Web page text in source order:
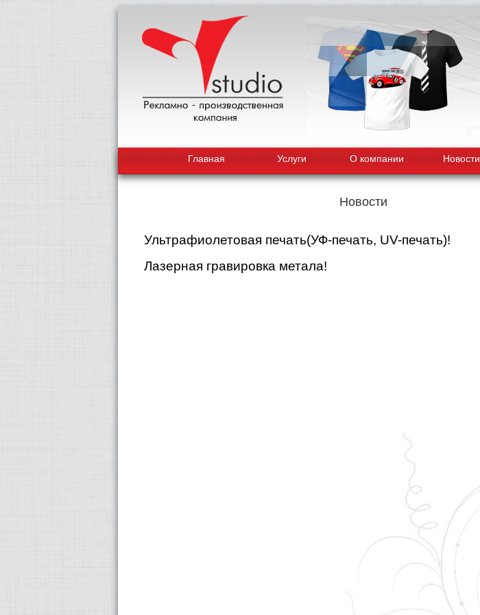
Главная Услуги О компании Новости
Новости
Ультрафиолетовая печать(УФ-печать, UV-печать)!
Лазерная гравировка метала!